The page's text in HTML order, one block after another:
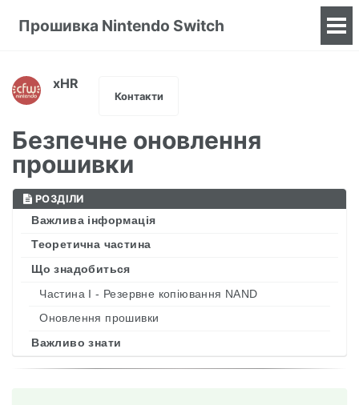
Прошивка Nintendo Switch
xHR
Контакти
Безпечне оновлення
прошивки
РОЗДІЛИ
Важлива інформація
Теоретична частина
Що знадобиться
Частина I - Резервне копіювання NAND
Оновлення прошивки
Важливо знати